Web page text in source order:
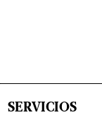
SERVICIOS